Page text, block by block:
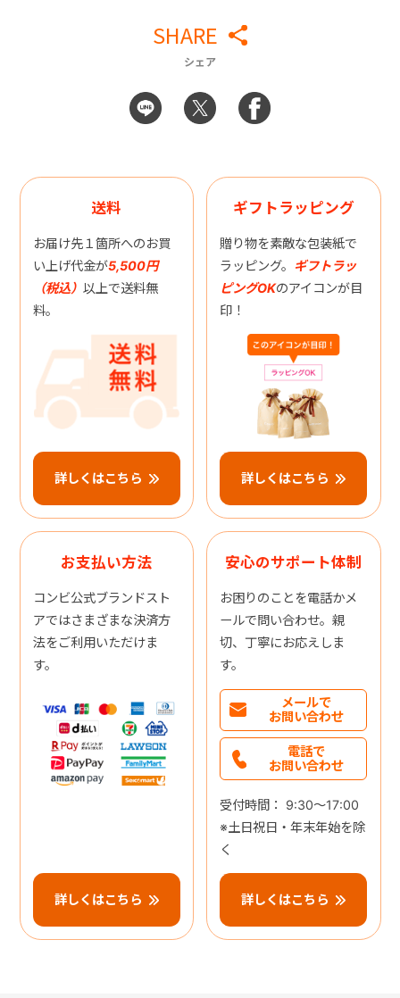
SHARE
シェア
送料
お届け先１箇所へのお買
い上げ代金が5,500円
（税込） 以上で送料無
料。
詳しくはこちら
ギフトラッピング
贈り物を素敵な包装紙で
ラッピング。 ギフトラッ
ピングOKのアイコンが目
印！
詳しくはこちら
お支払い方法
コンビ公式ブランドスト
アではさまざまな決済方
法をご利用いただけま
す。
詳しくはこちら
安心のサポート体制
お困りのことを電話かメ
ールで問い合わせ。親
切、丁寧にお応えしま
す。
メールで
お問い合わせ
電話で
お問い合わせ
受付時間： 9:30～17:00
※土日祝日・年末年始を除
く
詳しくはこちら